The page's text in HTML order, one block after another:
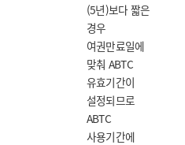
(5년)보다 짧은
경우
여권만료일에
맞춰 ABTC
유효기간이
설정되므로
ABTC
사용기간에